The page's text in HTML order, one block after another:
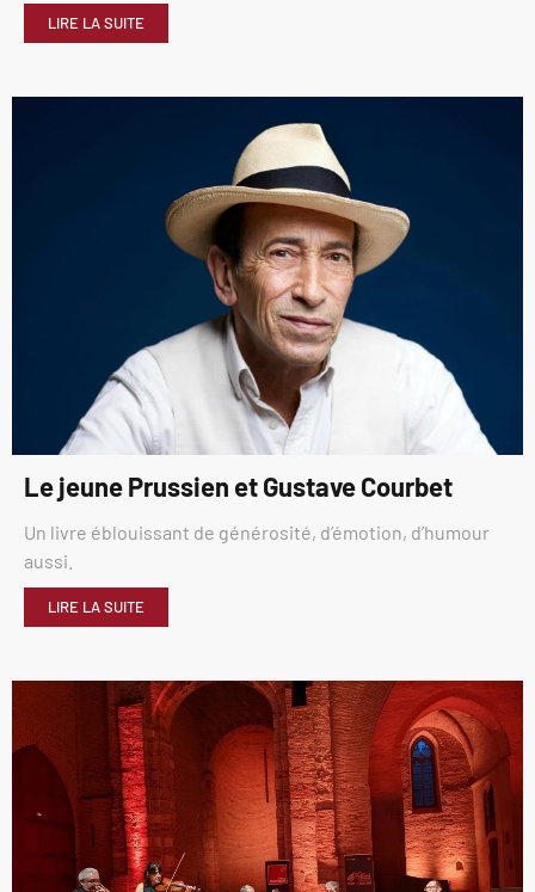
LIRE LA SUITE
Le jeune Prussien et Gustave Courbet
Un livre éblouissant de générosité, d’émotion, d’humour
aussi.
LIRE LA SUITE